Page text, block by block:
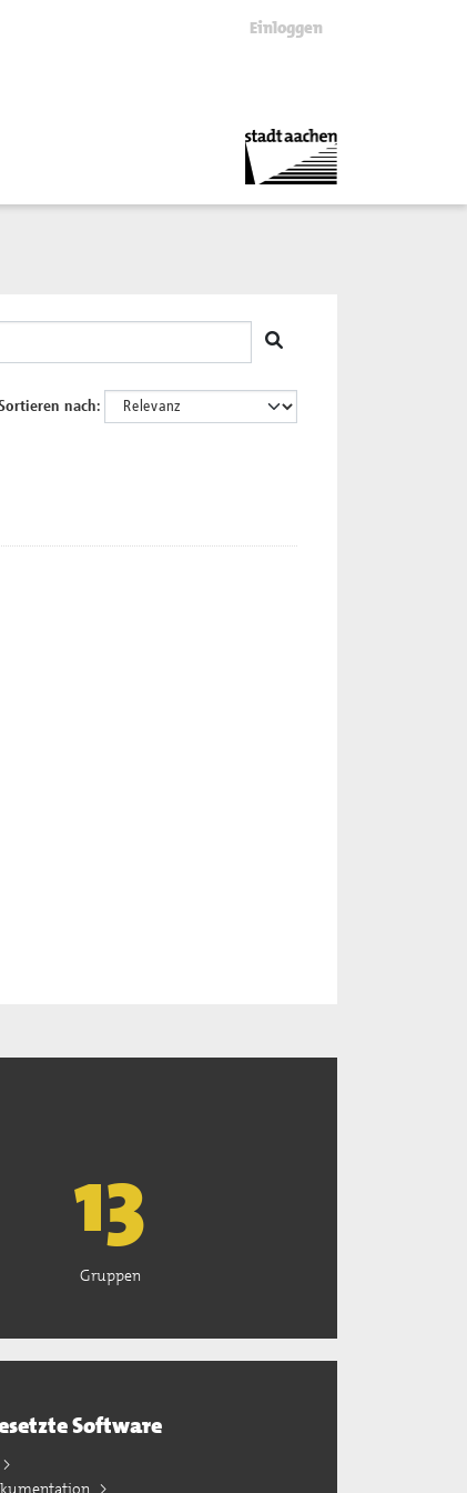
Einloggen
nach
13
Gruppen
Software